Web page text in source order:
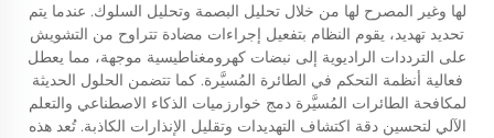
لها وغير المصرح لها من خلال تحليل البصمة وتحليل السلوك. عندما يتم
تحديد تهديد، يقوم النظام بتفعيل إجراءات مضادة تتراوح من التشويش
على الترددات الراديوية إلى نبضات كهرومغناطيسية موجهة، مما يعطل
فعالية أنظمة التحكم في الطائرة المُسيَّرة. كما تتضمن الحلول الحديثة
لمكافحة الطائرات المُسيَّرة دمج خوارزميات الذكاء الاصطناعي والتعلم
الآلي لتحسين دقة اكتشاف التهديدات وتقليل الإنذارات الكاذبة. تُعد هذه